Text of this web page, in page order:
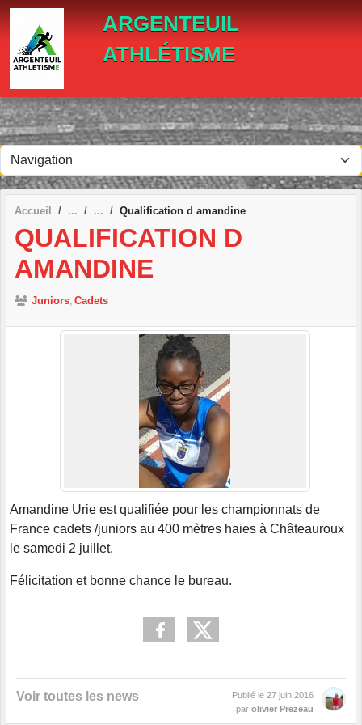
ARGENTEUIL
ATHLÉTISME
Accueil Qualification d amandine
QUALIFICATION D
AMANDINE
Juniors Cadets
Amandine Urie est qualifiée pour les championnats de
France cadets /juniors au 400 mètres haies à Châteauroux
le samedi 2 juillet.
Félicitation et bonne chance le bureau.
Voir toutes les news Publié le 27 juin 2016
par olivier Prezeau
Panneau de gestion des cookies